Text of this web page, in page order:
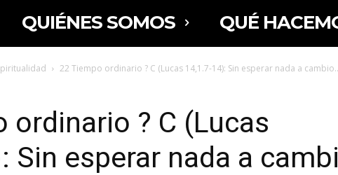
QUIÉNES SOMOS QUÉ
22 Tiempo ordinario ? C (Lucas 14,1.7-14): Sin esperar nada a
ordinario ? C (Lucas
Sin esperar nada a